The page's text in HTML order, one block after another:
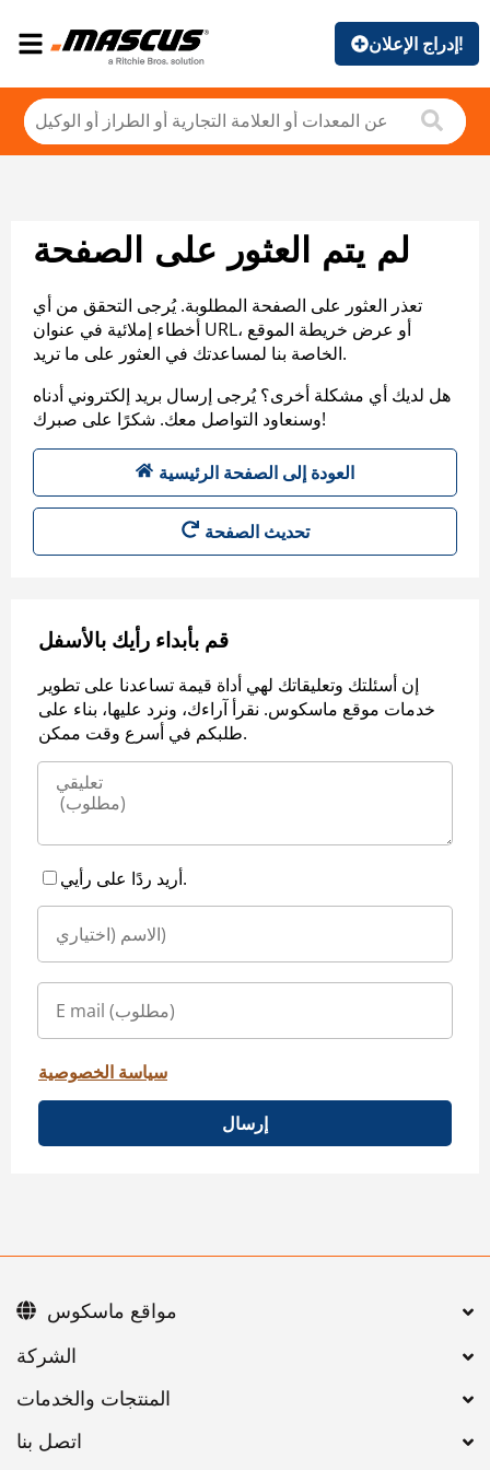
إدراج الإعلان!
لم يتم العثور على الصفحة
تعذر العثور على الصفحة المطلوبة. يُرجى التحقق من أي
أخطاء إملائية في عنوان URL، أو عرض خريطة الموقع
الخاصة بنا لمساعدتك في العثور على ما تريد.
هل لديك أي مشكلة أخرى؟ يُرجى إرسال بريد إلكتروني أدناه
وسنعاود التواصل معك. شكرًا على صبرك!
العودة إلى الصفحة الرئيسية
تحديث الصفحة
قم بأبداء رأيك بالأسفل
إن أسئلتك وتعليقاتك لهي أداة قيمة تساعدنا على تطوير
خدمات موقع ماسكوس. نقرأ آراءك، ونرد عليها، بناء على
طلبكم في أسرع وقت ممكن.
أريد ردًا على رأيي.
سياسة الخصوصية
إرسال
اتصل بنا
مواقع ماسكوس